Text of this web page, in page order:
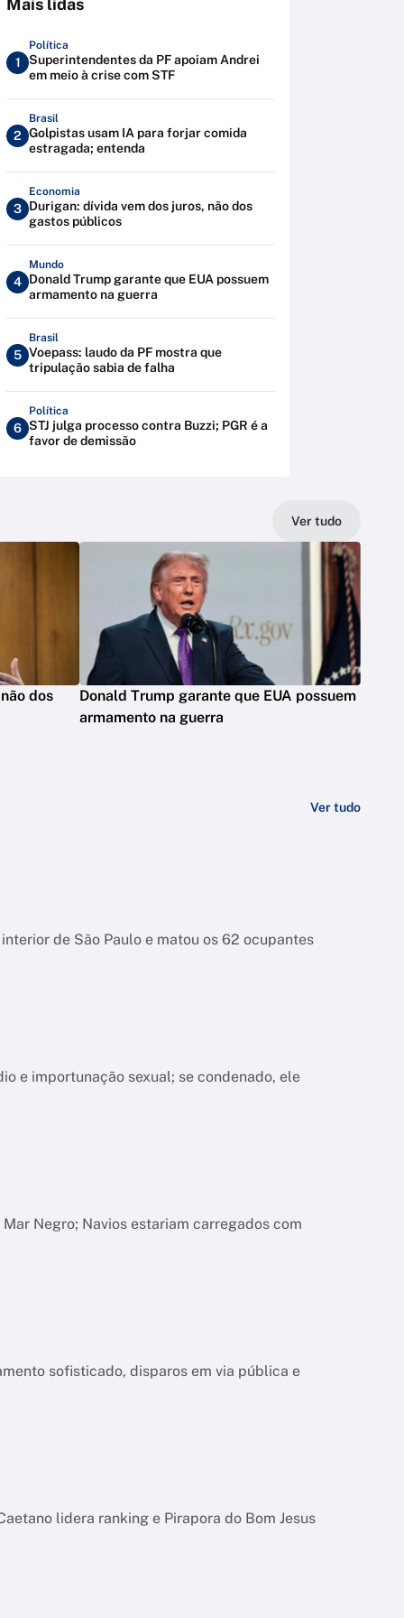
Mais lidas
1
Política
Superintendentes da PF apoiam Andrei
em meio à crise com STF
2
Brasil
Golpistas usam IA para forjar comida
estragada; entenda
3
Economia
Durigan: dívida vem dos juros, não dos
gastos públicos
4
Mundo
Donald Trump garante que EUA possuem
armamento na guerra
5
Brasil
Voepass: laudo da PF mostra que
tripulação sabia de falha
6
Política
STJ julga processo contra Buzzi; PGR é a
favor de demissão
Ver tudo
dos
Donald Trump garante que EUA possuem
armamento na guerra
Ver tudo
de São Paulo e matou os 62 ocupantes
e importunação sexual; se condenado, ele
Negro; Navios estariam carregados com
sofisticado, disparos em via pública e
lidera ranking e Pirapora do Bom Jesus